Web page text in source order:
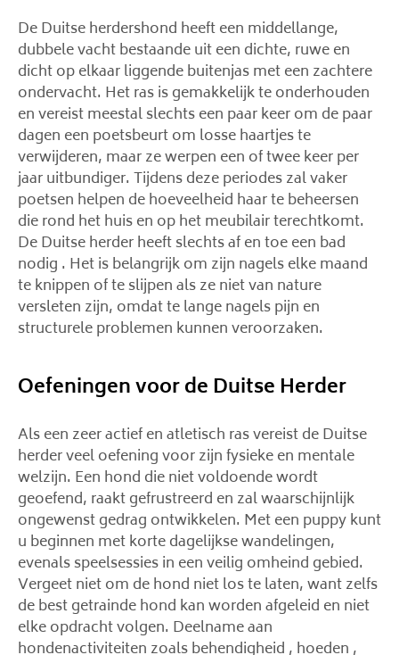
De Duitse herdershond heeft een middellange,
dubbele vacht bestaande uit een dichte, ruwe en
dicht op elkaar liggende buitenjas met een zachtere
ondervacht. Het ras is gemakkelijk te onderhouden
en vereist meestal slechts een paar keer om de paar
dagen een poetsbeurt om losse haartjes te
verwijderen, maar ze werpen een of twee keer per
jaar uitbundiger. Tijdens deze periodes zal vaker
poetsen helpen de hoeveelheid haar te beheersen
die rond het huis en op het meubilair terechtkomt.
De Duitse herder heeft slechts af en toe een bad
nodig . Het is belangrijk om zijn nagels elke maand
te knippen of te slijpen als ze niet van nature
versleten zijn, omdat te lange nagels pijn en
structurele problemen kunnen veroorzaken.
Oefeningen voor de Duitse Herder
Als een zeer actief en atletisch ras vereist de Duitse
herder veel oefening voor zijn fysieke en mentale
welzijn. Een hond die niet voldoende wordt
geoefend, raakt gefrustreerd en zal waarschijnlijk
ongewenst gedrag ontwikkelen. Met een puppy kunt
u beginnen met korte dagelijkse wandelingen,
evenals speelsessies in een veilig omheind gebied.
Vergeet niet om de hond niet los te laten, want zelfs
de best getrainde hond kan worden afgeleid en niet
elke opdracht volgen. Deelname aan
hondenactiviteiten zoals behendigheid , hoeden ,